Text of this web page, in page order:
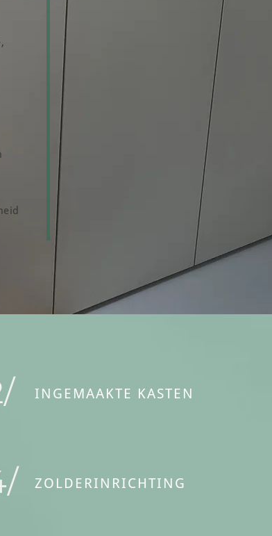
INGEMAAKTE KASTEN
ZOLDERINRICHTING